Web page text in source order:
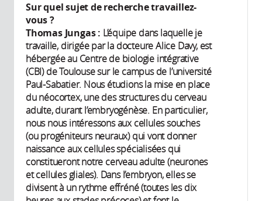
Sur quel sujet de recherche travaillez-
vous ?
Thomas Jungas : L’équipe dans laquelle je
travaille, dirigée par la docteure Alice Davy, est
hébergée au Centre de biologie intégrative
(CBI) de Toulouse sur le campus de l’université
Paul-Sabatier. Nous étudions la mise en place
du néocortex, une des structures du cerveau
adulte, durant l’embryogénèse. En particulier,
nous nous intéressons aux cellules souches
(ou progéniteurs neuraux) qui vont donner
naissance aux cellules spécialisées qui
constitueront notre cerveau adulte (neurones
et cellules gliales). Dans l’embryon, elles se
divisent à un rythme effréné (toutes les dix